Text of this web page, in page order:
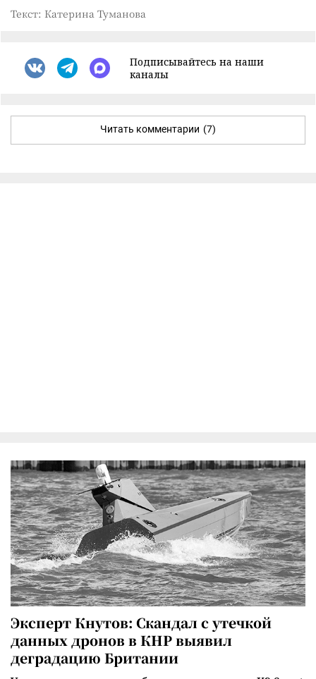
Текст: Катерина Туманова
Подписывайтесь на наши
каналы
Читать комментарии (7)
Эксперт Кнутов: Скандал с утечкой
данных дронов в КНР выявил
деградацию Британии